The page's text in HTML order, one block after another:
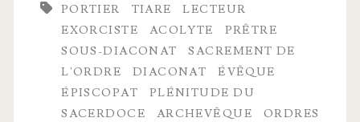
rar­
chie
de
l’Église
PORTIER TIARE
LECTEUR
EXORCISTE
ACOLYTE
PRÊTRE
SOUS-DIACONAT
SACREMENT DE
L'ORDRE
DIACONAT
ÉVÊQUE
ÉPISCOPAT
PLÉNITUDE DU
SACERDOCE
ARCHEVÊQUE
ORDRES